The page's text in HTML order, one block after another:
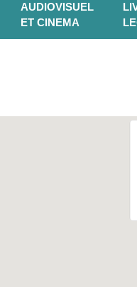
AUDIOVISUEL
ET CINEMA